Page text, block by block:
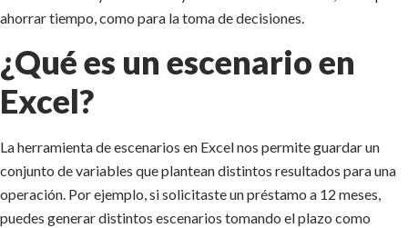
ahorrar tiempo, como para la toma de decisiones.
¿Qué es un escenario en
Excel?
La herramienta de escenarios en Excel nos permite guardar un
conjunto de variables que plantean distintos resultados para una
operación. Por ejemplo, si solicitaste un préstamo a 12 meses,
puedes generar distintos escenarios tomando el plazo como